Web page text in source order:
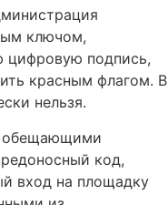
ключом,
цифровую подпись,
красным флагом. В
нельзя.
обещающими
код,
вход на площадку